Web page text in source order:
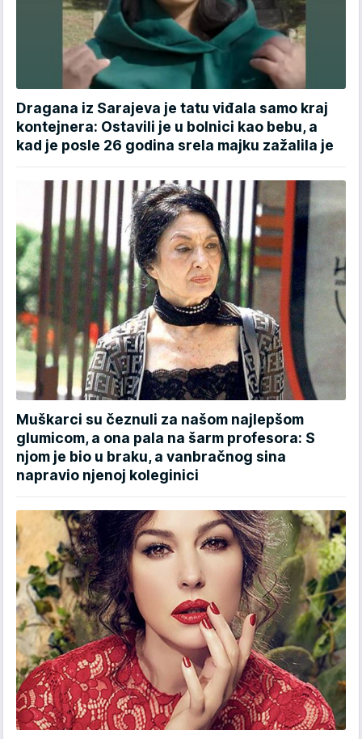
Dragana iz Sarajeva je tatu viđala samo kraj
kontejnera: Ostavili je u bolnici kao bebu, a
kad je posle 26 godina srela majku zažalila je
Muškarci su čeznuli za našom najlepšom
glumicom, a ona pala na šarm profesora: S
njom je bio u braku, a vanbračnog sina
napravio njenoj koleginici